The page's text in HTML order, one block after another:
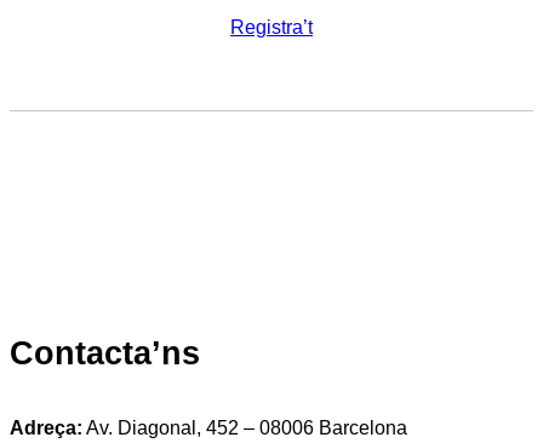
Registra’t
Contacta’ns
Adreça: Av. Diagonal, 452 – 08006 Barcelona